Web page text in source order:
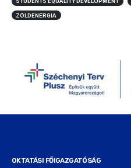
ZÖLDENERGIA
OKTATÁSI FŐIGAZGATÓSÁG